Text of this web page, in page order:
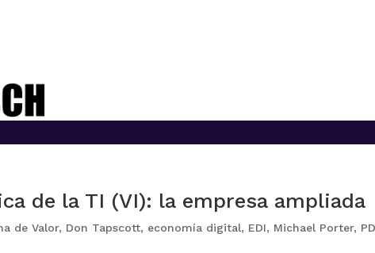
de la TI (VI): la empresa ampliada
de Valor, Don Tapscott, economía digital, EDI, Michael Porter,